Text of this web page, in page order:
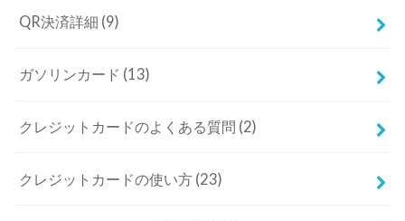
QR決済詳細 (9)
ガソリンカード (13)
クレジットカードのよくある質問 (2)
クレジットカードの使い方 (23)